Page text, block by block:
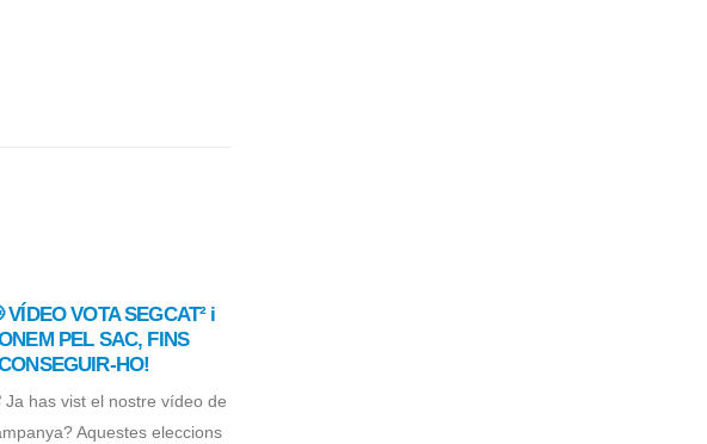
VÍDEO VOTA SEGCAT² i
PEL SAC, FINS
HO!
has vist el nostre vídeo de
Aquestes eleccions